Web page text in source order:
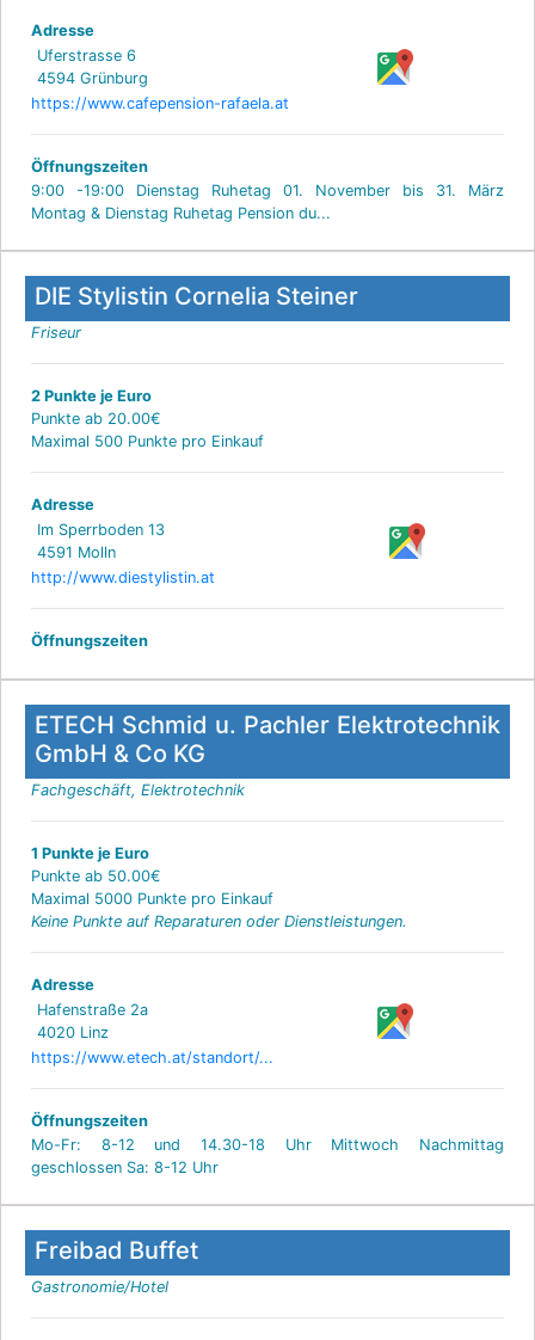
Adresse
Uferstrasse 6
4594 Grünburg
https://www.cafepension-rafaela.at
Öffnungszeiten
9:00 -19:00 Dienstag Ruhetag 01. November bis 31. März
Montag & Dienstag Ruhetag Pension du...
DIE Stylistin Cornelia Steiner
Friseur
2 Punkte je Euro
Punkte ab 20.00€
Maximal 500 Punkte pro Einkauf
Adresse
Im Sperrboden 13
4591 Molln
http://www.diestylistin.at
Öffnungszeiten
ETECH Schmid u. Pachler Elektrotechnik
GmbH & Co KG
Fachgeschäft, Elektrotechnik
1 Punkte je Euro
Punkte ab 50.00€
Maximal 5000 Punkte pro Einkauf
Keine Punkte auf Reparaturen oder Dienstleistungen.
Adresse
Hafenstraße 2a
4020 Linz
https://www.etech.at/standort/...
Öffnungszeiten
Mo-Fr: 8-12 und 14.30-18 Uhr Mittwoch Nachmittag
geschlossen Sa: 8-12 Uhr
Freibad Buffet
Gastronomie/Hotel